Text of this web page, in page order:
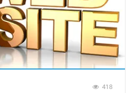
418